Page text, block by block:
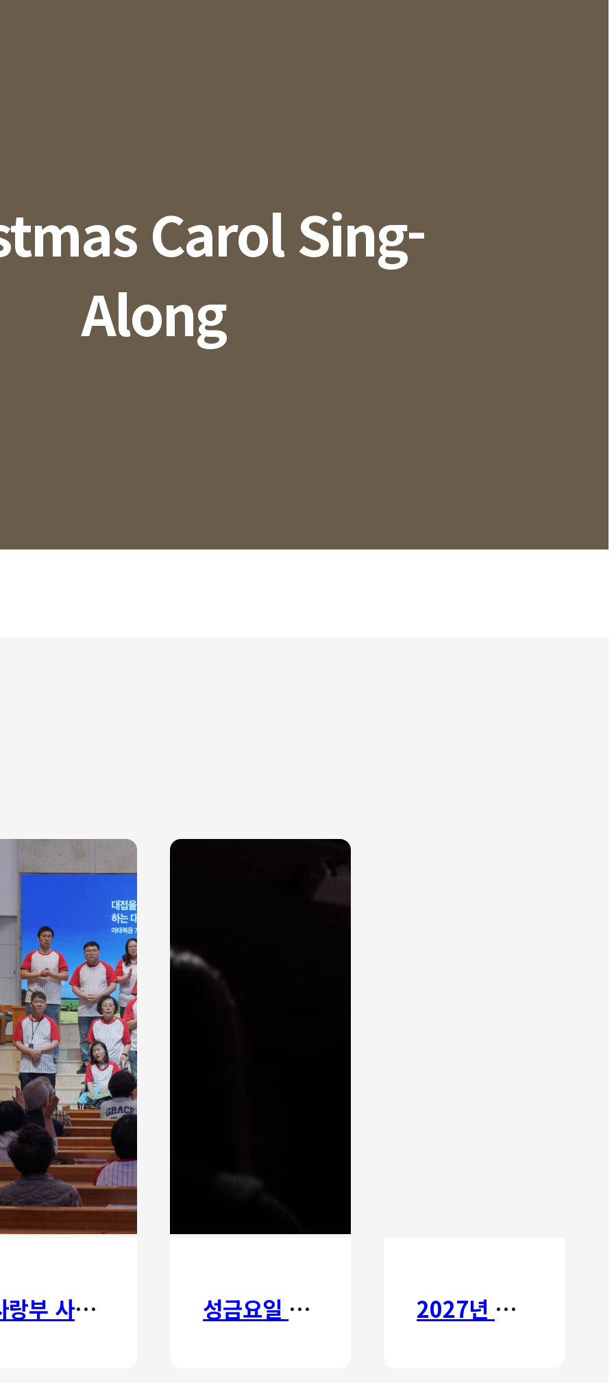
Carol Sing-
Along
사랑부 사랑주일 성금요일 칸타타 2027년 갈보리 어학원 유치부 신입생 모집